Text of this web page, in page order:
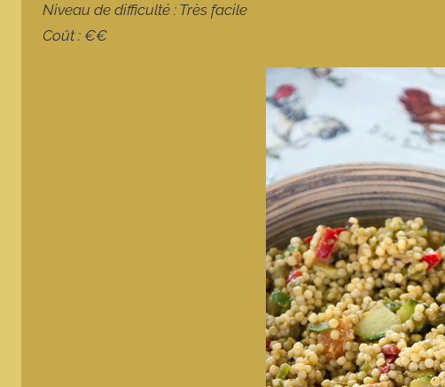
Niveau de difficulté : Très facile
Coût : €€